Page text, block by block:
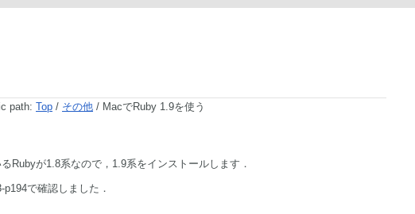
path: Top / その他 / MacでRuby 1.9を使う
Rubyが1.8系なので，1.9系をインストールします．
で確認しました．